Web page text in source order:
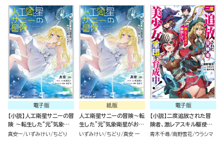
電子版
【小説】人工衛星サニーの冒
険 ～転生した“元”気象衛
星がお天気令嬢になるまで
真安一 いずみけい ちどり
紙版
人工衛星サニーの冒険～転
生した"元"気象衛星がお天
気令嬢になるまで～
いずみけい ちどり 真安 一
電子版
【小説】二度追放された冒
険者、激レアスキル駆使し
て美少女軍団を育成中！
青木千尋 南野雪花 ウラシマ